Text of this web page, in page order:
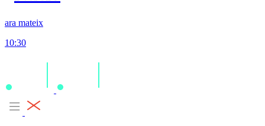
ara mateix
10:30